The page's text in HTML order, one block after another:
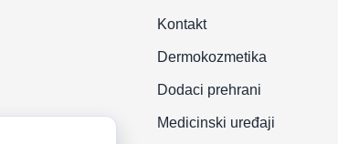
Kontakt
Dermokozmetika
Dodaci prehrani
Medicinski uređaji